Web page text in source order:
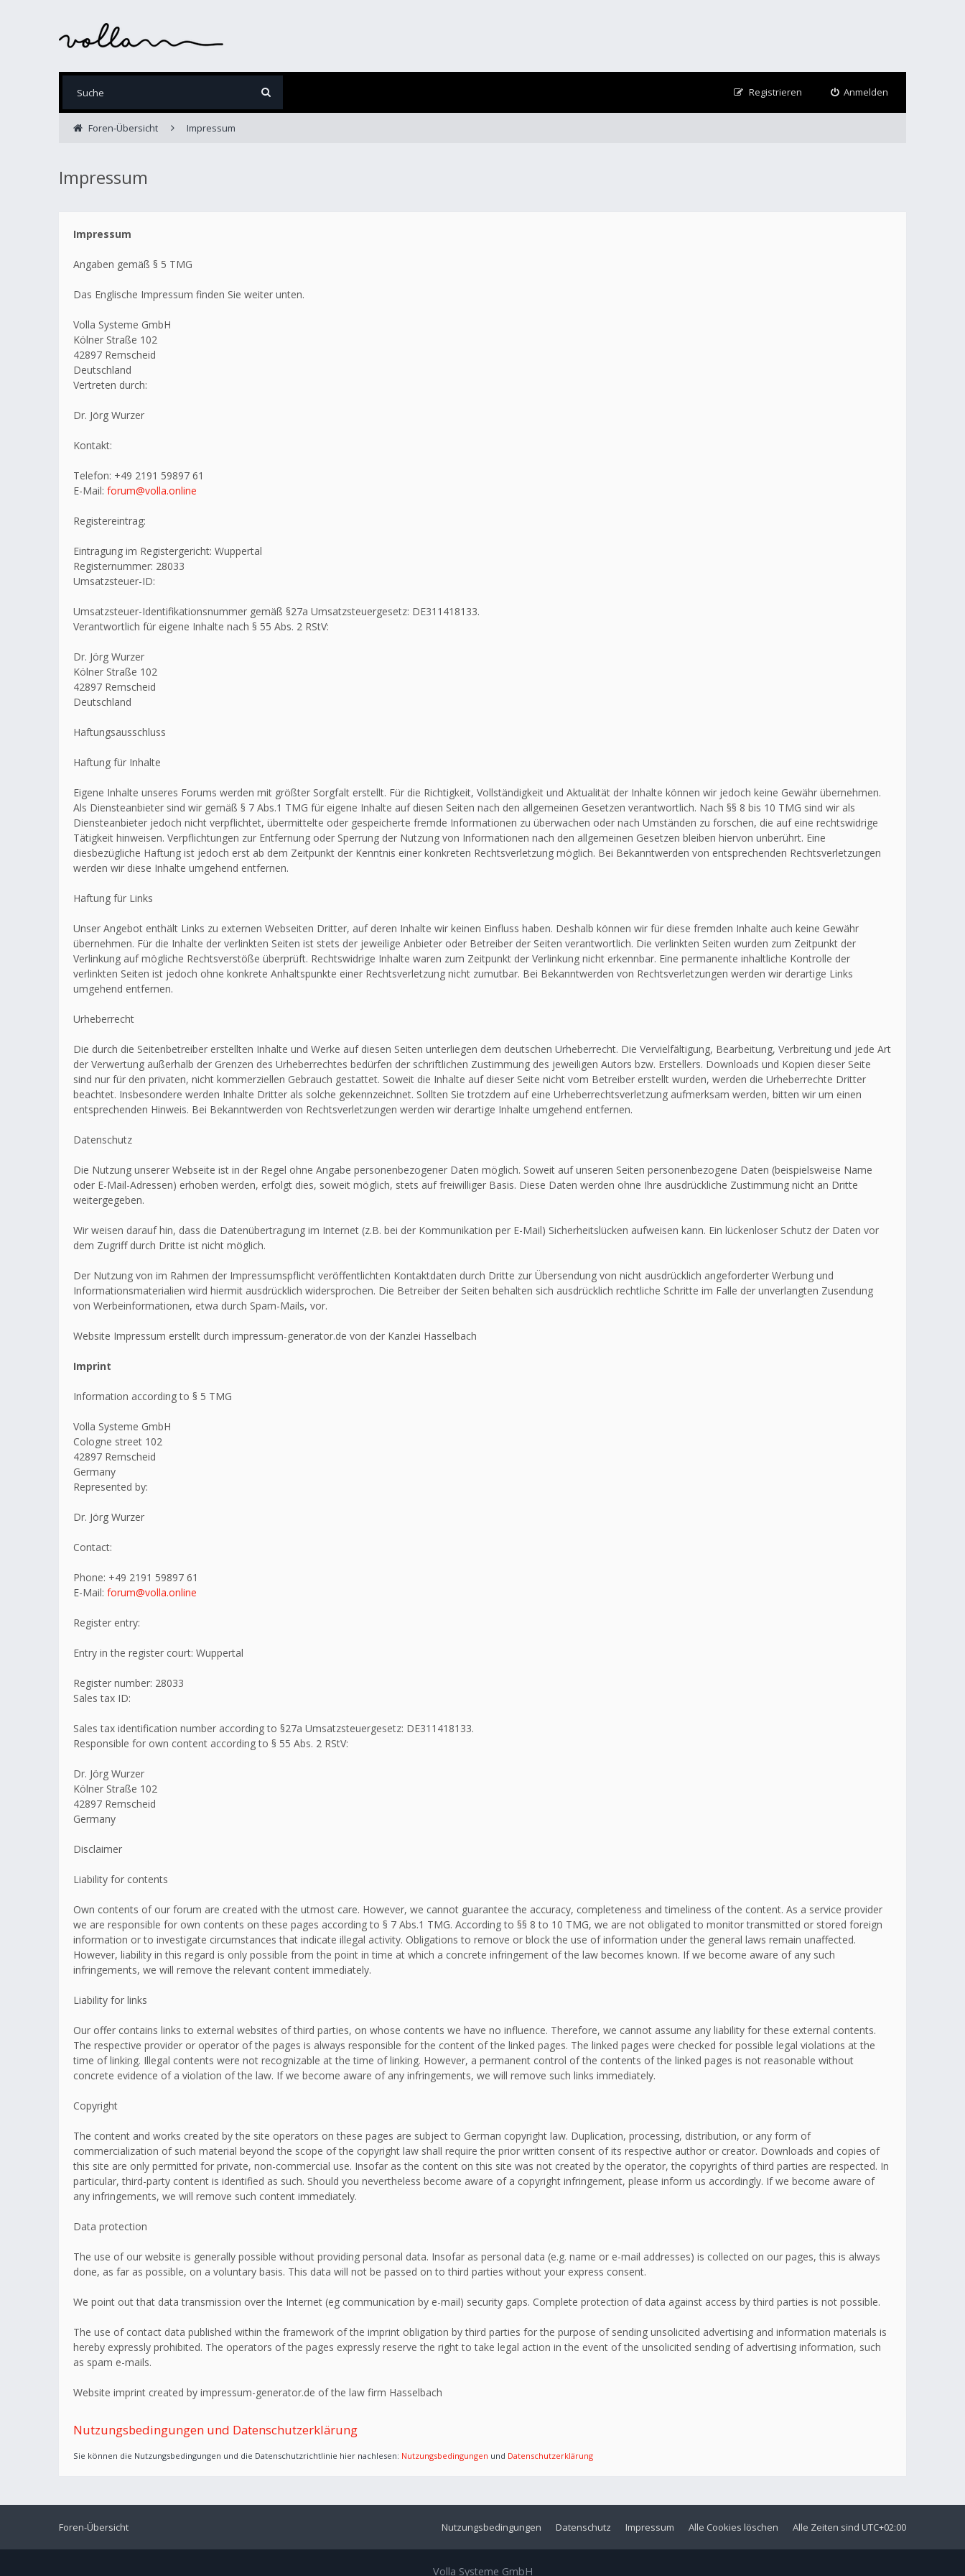
Anmelden
Registrieren
Foren-Übersicht Impressum
Impressum
Impressum
Angaben gemäß § 5 TMG
Das Englische Impressum finden Sie weiter unten.
Volla Systeme GmbH
Kölner Straße 102
42897 Remscheid
Deutschland
Vertreten durch:
Dr. Jörg Wurzer
Kontakt:
Telefon: +49 2191 59897 61
E-Mail: forum@volla.online
Registereintrag:
Eintragung im Registergericht: Wuppertal
Registernummer: 28033
Umsatzsteuer-ID:
Umsatzsteuer-Identifikationsnummer gemäß §27a Umsatzsteuergesetz: DE311418133.
Verantwortlich für eigene Inhalte nach § 55 Abs. 2 RStV:
Dr. Jörg Wurzer
Kölner Straße 102
42897 Remscheid
Deutschland
Haftungsausschluss
Haftung für Inhalte
Eigene Inhalte unseres Forums werden mit größter Sorgfalt erstellt. Für die Richtigkeit, Vollständigkeit und Aktualität der Inhalte können wir jedoch keine Gewähr übernehmen.
Als Diensteanbieter sind wir gemäß § 7 Abs.1 TMG für eigene Inhalte auf diesen Seiten nach den allgemeinen Gesetzen verantwortlich. Nach §§ 8 bis 10 TMG sind wir als
Diensteanbieter jedoch nicht verpflichtet, übermittelte oder gespeicherte fremde Informationen zu überwachen oder nach Umständen zu forschen, die auf eine rechtswidrige
Tätigkeit hinweisen. Verpflichtungen zur Entfernung oder Sperrung der Nutzung von Informationen nach den allgemeinen Gesetzen bleiben hiervon unberührt. Eine
diesbezügliche Haftung ist jedoch erst ab dem Zeitpunkt der Kenntnis einer konkreten Rechtsverletzung möglich. Bei Bekanntwerden von entsprechenden Rechtsverletzungen
werden wir diese Inhalte umgehend entfernen.
Haftung für Links
Unser Angebot enthält Links zu externen Webseiten Dritter, auf deren Inhalte wir keinen Einfluss haben. Deshalb können wir für diese fremden Inhalte auch keine Gewähr
übernehmen. Für die Inhalte der verlinkten Seiten ist stets der jeweilige Anbieter oder Betreiber der Seiten verantwortlich. Die verlinkten Seiten wurden zum Zeitpunkt der
Verlinkung auf mögliche Rechtsverstöße überprüft. Rechtswidrige Inhalte waren zum Zeitpunkt der Verlinkung nicht erkennbar. Eine permanente inhaltliche Kontrolle der
verlinkten Seiten ist jedoch ohne konkrete Anhaltspunkte einer Rechtsverletzung nicht zumutbar. Bei Bekanntwerden von Rechtsverletzungen werden wir derartige Links
umgehend entfernen.
Urheberrecht
Die durch die Seitenbetreiber erstellten Inhalte und Werke auf diesen Seiten unterliegen dem deutschen Urheberrecht. Die Vervielfältigung, Bearbeitung, Verbreitung und jede Art
der Verwertung außerhalb der Grenzen des Urheberrechtes bedürfen der schriftlichen Zustimmung des jeweiligen Autors bzw. Erstellers. Downloads und Kopien dieser Seite
sind nur für den privaten, nicht kommerziellen Gebrauch gestattet. Soweit die Inhalte auf dieser Seite nicht vom Betreiber erstellt wurden, werden die Urheberrechte Dritter
beachtet. Insbesondere werden Inhalte Dritter als solche gekennzeichnet. Sollten Sie trotzdem auf eine Urheberrechtsverletzung aufmerksam werden, bitten wir um einen
entsprechenden Hinweis. Bei Bekanntwerden von Rechtsverletzungen werden wir derartige Inhalte umgehend entfernen.
Datenschutz
Die Nutzung unserer Webseite ist in der Regel ohne Angabe personenbezogener Daten möglich. Soweit auf unseren Seiten personenbezogene Daten (beispielsweise Name
oder E-Mail-Adressen) erhoben werden, erfolgt dies, soweit möglich, stets auf freiwilliger Basis. Diese Daten werden ohne Ihre ausdrückliche Zustimmung nicht an Dritte
weitergegeben.
Wir weisen darauf hin, dass die Datenübertragung im Internet (z.B. bei der Kommunikation per E-Mail) Sicherheitslücken aufweisen kann. Ein lückenloser Schutz der Daten vor
dem Zugriff durch Dritte ist nicht möglich.
Der Nutzung von im Rahmen der Impressumspflicht veröffentlichten Kontaktdaten durch Dritte zur Übersendung von nicht ausdrücklich angeforderter Werbung und
Informationsmaterialien wird hiermit ausdrücklich widersprochen. Die Betreiber der Seiten behalten sich ausdrücklich rechtliche Schritte im Falle der unverlangten Zusendung
von Werbeinformationen, etwa durch Spam-Mails, vor.
Website Impressum erstellt durch impressum-generator.de von der Kanzlei Hasselbach
Imprint
Information according to § 5 TMG
Volla Systeme GmbH
Cologne street 102
42897 Remscheid
Germany
Represented by:
Dr. Jörg Wurzer
Contact:
Phone: +49 2191 59897 61
E-Mail: forum@volla.online
Register entry:
Entry in the register court: Wuppertal
Register number: 28033
Sales tax ID:
Sales tax identification number according to §27a Umsatzsteuergesetz: DE311418133.
Responsible for own content according to § 55 Abs. 2 RStV:
Dr. Jörg Wurzer
Kölner Straße 102
42897 Remscheid
Germany
Disclaimer
Liability for contents
Own contents of our forum are created with the utmost care. However, we cannot guarantee the accuracy, completeness and timeliness of the content. As a service provider
we are responsible for own contents on these pages according to § 7 Abs.1 TMG. According to §§ 8 to 10 TMG, we are not obligated to monitor transmitted or stored foreign
information or to investigate circumstances that indicate illegal activity. Obligations to remove or block the use of information under the general laws remain unaffected.
However, liability in this regard is only possible from the point in time at which a concrete infringement of the law becomes known. If we become aware of any such
infringements, we will remove the relevant content immediately.
Liability for links
Our offer contains links to external websites of third parties, on whose contents we have no influence. Therefore, we cannot assume any liability for these external contents.
The respective provider or operator of the pages is always responsible for the content of the linked pages. The linked pages were checked for possible legal violations at the
time of linking. Illegal contents were not recognizable at the time of linking. However, a permanent control of the contents of the linked pages is not reasonable without
concrete evidence of a violation of the law. If we become aware of any infringements, we will remove such links immediately.
Copyright
The content and works created by the site operators on these pages are subject to German copyright law. Duplication, processing, distribution, or any form of
commercialization of such material beyond the scope of the copyright law shall require the prior written consent of its respective author or creator. Downloads and copies of
this site are only permitted for private, non-commercial use. Insofar as the content on this site was not created by the operator, the copyrights of third parties are respected. In
particular, third-party content is identified as such. Should you nevertheless become aware of a copyright infringement, please inform us accordingly. If we become aware of
any infringements, we will remove such content immediately.
Data protection
The use of our website is generally possible without providing personal data. Insofar as personal data (e.g. name or e-mail addresses) is collected on our pages, this is always
done, as far as possible, on a voluntary basis. This data will not be passed on to third parties without your express consent.
We point out that data transmission over the Internet (eg communication by e-mail) security gaps. Complete protection of data against access by third parties is not possible.
The use of contact data published within the framework of the imprint obligation by third parties for the purpose of sending unsolicited advertising and information materials is
hereby expressly prohibited. The operators of the pages expressly reserve the right to take legal action in the event of the unsolicited sending of advertising information, such
as spam e-mails.
Website imprint created by impressum-generator.de of the law firm Hasselbach
Nutzungsbedingungen und Datenschutzerklärung
Sie können die Nutzungsbedingungen und die Datenschutzrichtlinie hier nachlesen: Nutzungsbedingungen und Datenschutzerklärung
Foren-Übersicht Alle Zeiten sind UTC+02:00
Alle Cookies löschen
Impressum
Datenschutz
Nutzungsbedingungen
Volla Systeme GmbH